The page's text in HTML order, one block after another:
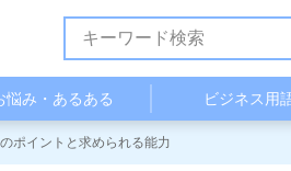
悩み・あるある ビジネス用
ポイントと求められる能力